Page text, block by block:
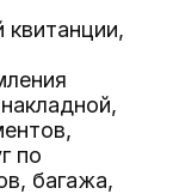
по
багажа,